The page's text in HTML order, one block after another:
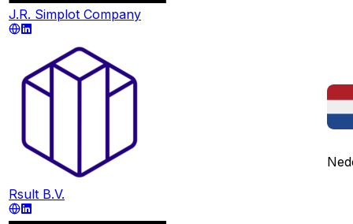
J.R. Simplot Company
Rsult B.V.